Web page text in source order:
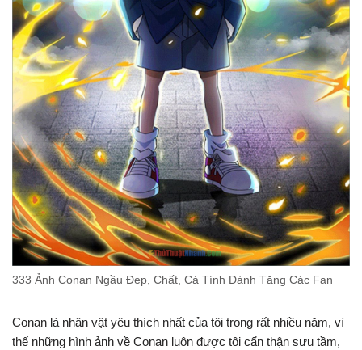
333 Ảnh Conan Ngầu Đẹp, Chất, Cá Tính Dành Tặng Các Fan
Conan là nhân vật yêu thích nhất của tôi trong rất nhiều năm, vì
thế những hình ảnh về Conan luôn được tôi cẩn thận sưu tầm,